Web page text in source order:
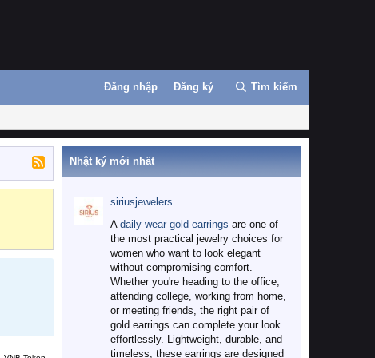
Đăng nhập Đăng ký Tìm kiếm
Nhật ký mới nhất
siriusjewelers
A daily wear gold earrings are one of
the most practical jewelry choices for
women who want to look elegant
without compromising comfort.
Whether you're heading to the office,
attending college, working from home,
or meeting friends, the right pair of
gold earrings can complete your look
effortlessly. Lightweight, durable, and
timeless, these earrings are designed